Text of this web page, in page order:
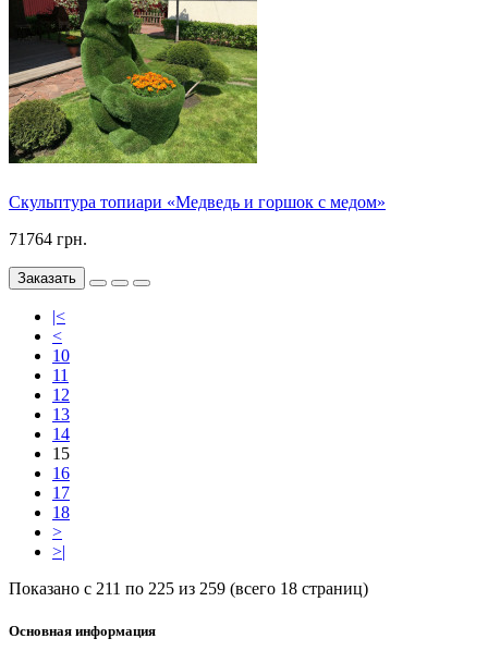
Скульптура топиари «Медведь и горшок с медом»
71764 грн.
Заказать
|<
<
10
11
12
13
14
15
16
17
18
>
>|
Показано с 211 по 225 из 259 (всего 18 страниц)
Основная информация